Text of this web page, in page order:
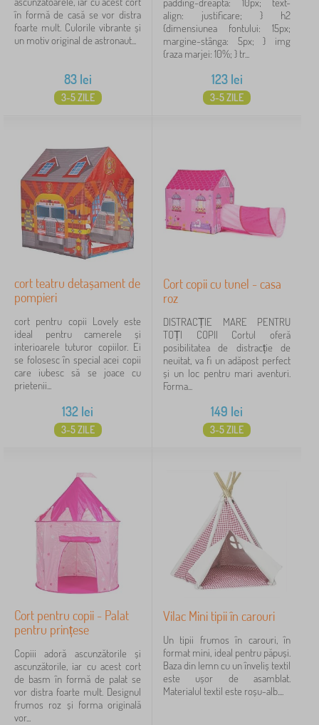
în formă de casă se vor distra
foarte mult. Culorile vibrante și
un motiv original de astronaut...
83lei
3-5 ZILE
align: justificare; } h2
{dimensiunea fontului: 15px;
margine-stânga: 5px; } img
{raza marjei: 10%; } tr...
123lei
3-5 ZILE
cort teatru detașament de
pompieri
cort pentru copii Lovely este
ideal pentru camerele și
interioarele tuturor copiilor. Ei
se folosesc în special acei copii
care iubesc să se joace cu
prietenii...
132 lei
3-5 ZILE
Cort copii cu tunel - casa
roz
DISTRACȚIE MARE PENTRU
TOȚI COPII Cortul oferă
posibilitatea de distracție de
neuitat, va fi un adăpost perfect
și un loc pentru mari aventuri.
Forma...
149 lei
3-5 ZILE
Cort pentru copii - Palat
pentru prințese
Copiii adoră ascunzătorile și
ascunzătorile, iar cu acest cort
de basm în formă de palat se
vor distra foarte mult. Designul
frumos roz și forma originală
vor...
Vilac Mini tipii în carouri
Un tipii frumos în carouri, în
format mini, ideal pentru păpuși.
Baza din lemn cu un înveliș textil
este ușor de asamblat.
Materialul textil este roșu-alb....